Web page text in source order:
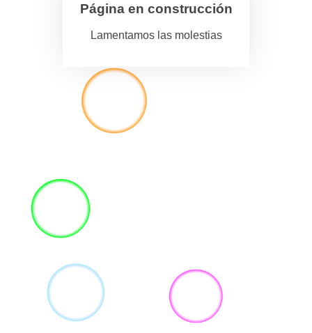
Página en construcción
Lamentamos las molestias